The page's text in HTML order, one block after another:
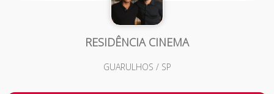
RESIDÊNCIA CINEMA
GUARULHOS / SP